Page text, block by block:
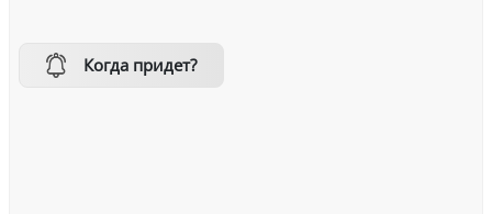
Когда придет?